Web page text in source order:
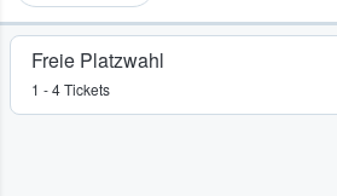
Freie Platzwahl
1 - 4 Tickets